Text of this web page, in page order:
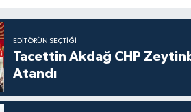
EDITÖRÜN SEÇTIĞI
Tacettin Akdağ CHP
Atandı